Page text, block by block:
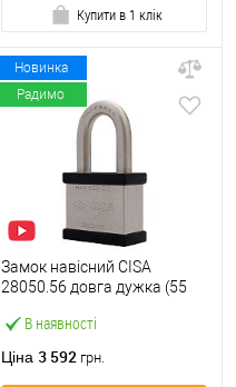
Купити в 1 клік
Новинка
Радимо
В наявності
Замок навісний CISA
28050.56 довга дужка (55
Ціна 3 592 грн.